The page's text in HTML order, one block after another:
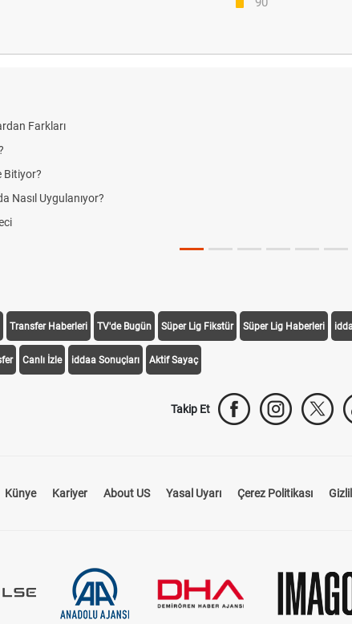
Farkları
Bitiyor?
Nasıl Uygulanıyor?
Transfer Haberleri TV'de Bugün Süper Lig Fikstür Süper Lig Haberleri
Canlı İzle iddaa Sonuçları Aktif Sayaç
Takip Et
Künye Kariyer About US Yasal Uyarı Çerez Politikası